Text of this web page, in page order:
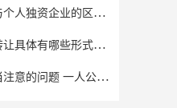
一人有限责任公司与个人独资企业的区别 这些知识你都知道吗？
有限责任公司股权转让具体有哪些形式？来了解下这五种形式
一人公司设立时应当注意的问题 一人公司的特征